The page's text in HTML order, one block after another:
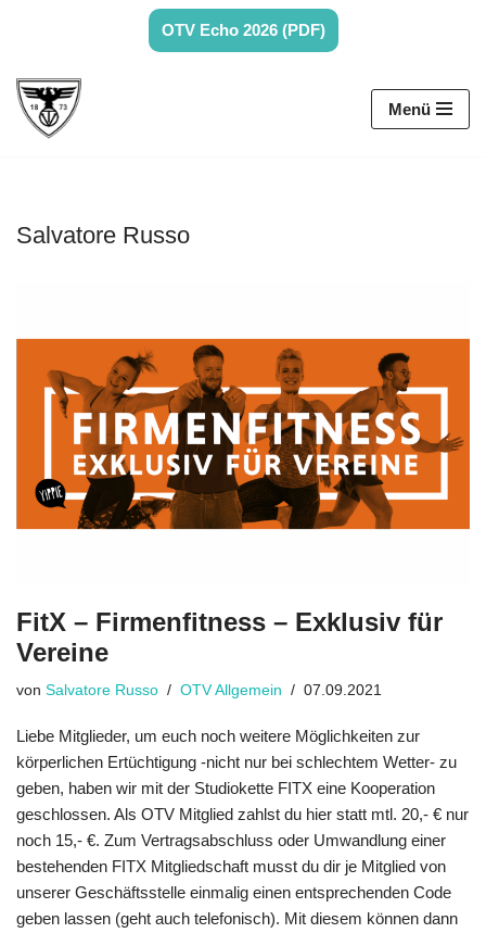
Inhalt
springen
OTV Echo 2026 (PDF)
Menü
Salvatore Russo
FitX – Firmenfitness – Exklusiv für
Vereine
von Salvatore Russo OTV Allgemein 07.09.2021
Liebe Mitglieder, um euch noch weitere Möglichkeiten zur
körperlichen Ertüchtigung -nicht nur bei schlechtem Wetter- zu
geben, haben wir mit der Studiokette FITX eine Kooperation
geschlossen. Als OTV Mitglied zahlst du hier statt mtl. 20,- € nur
noch 15,- €. Zum Vertragsabschluss oder Umwandlung einer
bestehenden FITX Mitgliedschaft musst du dir je Mitglied von
unserer Geschäftsstelle einmalig einen entsprechenden Code
geben lassen (geht auch telefonisch). Mit diesem können dann